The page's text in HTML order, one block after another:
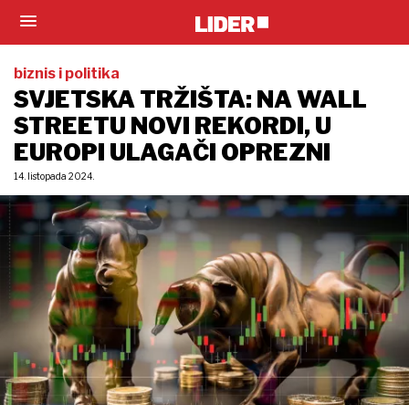
biznis i politika
SVJETSKA TRŽIŠTA: NA WALL
STREETU NOVI REKORDI, U
EUROPI ULAGAČI OPREZNI
14. listopada 2024.